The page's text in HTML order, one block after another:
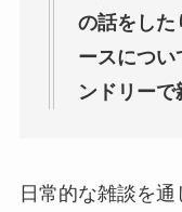
の話をした
ースについ
ンドリー
日常的な雑談を